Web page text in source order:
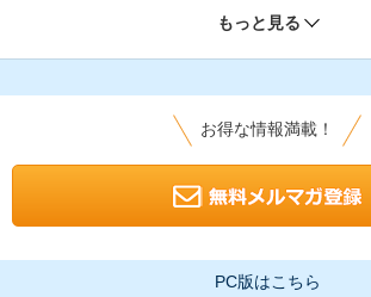
もっと見る
お得な情報満載！
PC版はこちら